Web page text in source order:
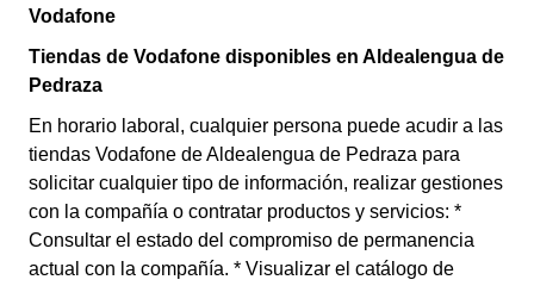
Vodafone
Tiendas de Vodafone disponibles en Aldealengua de
Pedraza
En horario laboral, cualquier persona puede acudir a las
tiendas Vodafone de Aldealengua de Pedraza para
solicitar cualquier tipo de información, realizar gestiones
con la compañía o contratar productos y servicios: *
Consultar el estado del compromiso de permanencia
actual con la compañía. * Visualizar el catálogo de